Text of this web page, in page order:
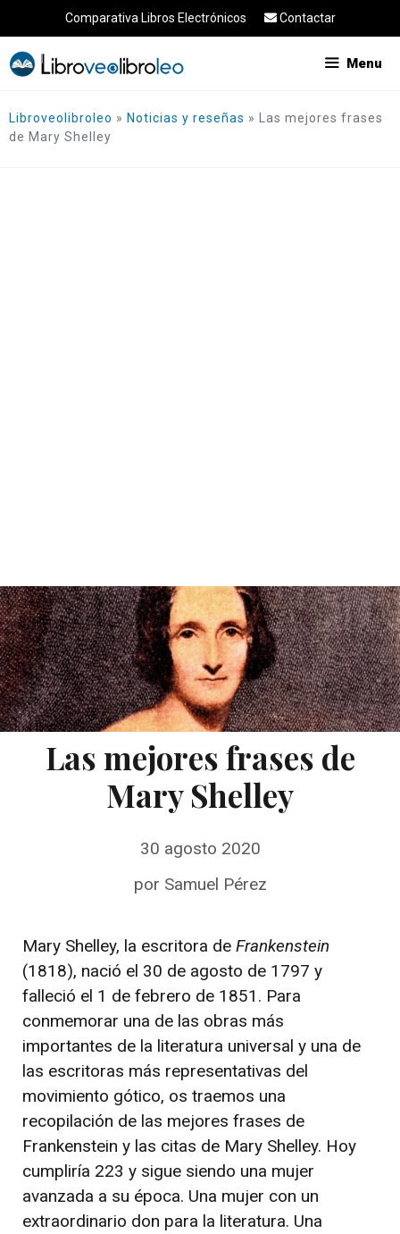
al
contenido
Comparativa Libros Electrónicos Contactar
Menu
Libroveolibroleo » Noticias y reseñas »
Las mejores frases
de Mary Shelley
Las mejores frases de
Mary Shelley
30 agosto 2020
por Samuel Pérez
Mary Shelley, la escritora de Frankenstein
(1818), nació el 30 de agosto de 1797 y
falleció el 1 de febrero de 1851. Para
conmemorar una de las obras más
importantes de la literatura universal y una de
las escritoras más representativas del
movimiento gótico, os traemos una
recopilación de las mejores frases de
Frankenstein y las citas de Mary Shelley. Hoy
cumpliría 223 y sigue siendo una mujer
avanzada a su época. Una mujer con un
extraordinario don para la literatura. Una